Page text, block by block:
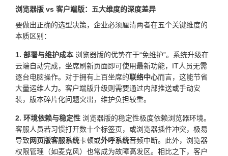
浏览器版 vs 客户端版：五大维度的深度差异
要做出正确的选型决策，企业必须厘清两者在五个关键维度的
本质区别：
1. 部署与维护成本 浏览器版的优势在于“免维护”。系统升级在
云端自动完成，坐席刷新页面即可使用最新功能，IT人员无需
逐台电脑操作。对于拥有上百坐席的联络中心而言，这能节省
大量运维人力。客户端版升级则需要通过内部推送或手动安
装，版本碎片化问题突出，维护负担较重。
2. 环境依赖与稳定性 浏览器版的稳定性极度依赖浏览器环境。
客服人员若习惯打开数十个标签页，或浏览器插件冲突，极易
导致网页版客服系统卡顿或外呼系统音频中断。此外，浏览器
权限管理（如麦克风）也常成为故障高发区。相比之下，客户